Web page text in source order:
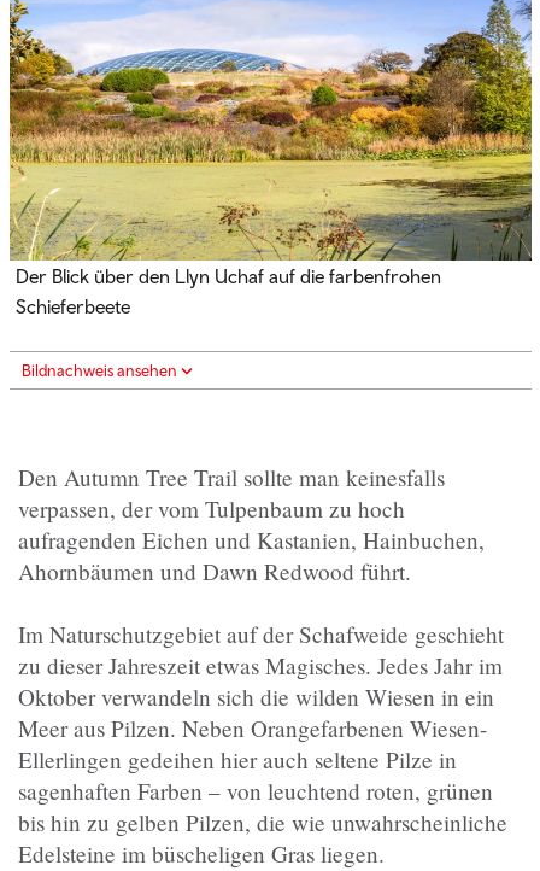
Der Blick über den Llyn Uchaf auf die farbenfrohen
Schieferbeete
Bildnachweis ansehen
Den Autumn Tree Trail sollte man keinesfalls
verpassen, der vom Tulpenbaum zu hoch
aufragenden Eichen und Kastanien, Hainbuchen,
Ahornbäumen und Dawn Redwood führt.
Im Naturschutzgebiet auf der Schafweide geschieht
zu dieser Jahreszeit etwas Magisches. Jedes Jahr im
Oktober verwandeln sich die wilden Wiesen in ein
Meer aus Pilzen. Neben Orangefarbenen Wiesen-
Ellerlingen gedeihen hier auch seltene Pilze in
sagenhaften Farben – von leuchtend roten, grünen
bis hin zu gelben Pilzen, die wie unwahrscheinliche
Edelsteine im büscheligen Gras liegen.